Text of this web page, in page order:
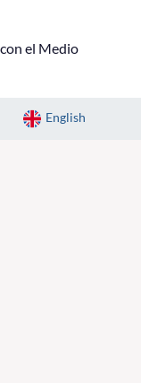
el Medio
English